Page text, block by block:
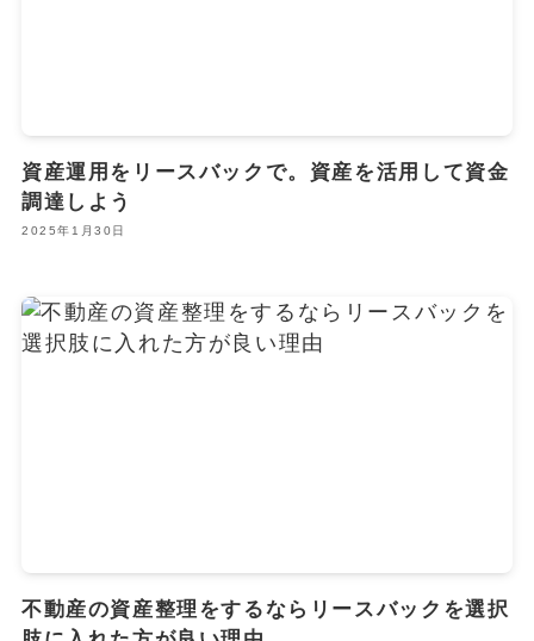
資産運用をリースバックで。資産を活用して資金
調達しよう
2025年1月30日
不動産の資産整理をするならリースバックを選択